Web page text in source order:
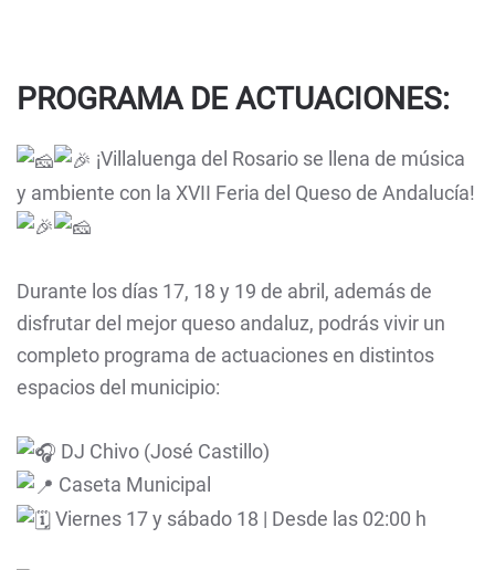
PROGRAMA DE ACTUACIONES:
¡Villaluenga del Rosario se llena de música
y ambiente con la XVII Feria del Queso de Andalucía!
Durante los días 17, 18 y 19 de abril, además de
disfrutar del mejor queso andaluz, podrás vivir un
completo programa de actuaciones en distintos
espacios del municipio:
DJ Chivo (José Castillo)
Caseta Municipal
Viernes 17 y sábado 18 | Desde las 02:00 h